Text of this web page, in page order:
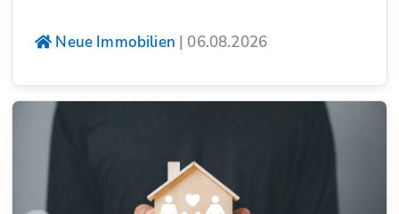
Neue Immobilien | 06.08.2026